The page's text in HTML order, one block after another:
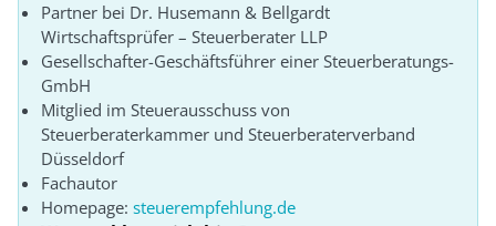
Partner bei Dr. Husemann & Bellgardt
Wirtschaftsprüfer – Steuerberater LLP
Gesellschafter-Geschäftsführer einer Steuerberatungs-
GmbH
Mitglied im Steuerausschuss von
Steuerberaterkammer und Steuerberaterverband
Düsseldorf
Fachautor
Homepage: steuerempfehlung.de